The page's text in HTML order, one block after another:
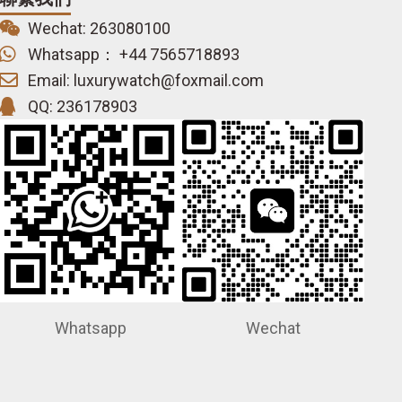
Wechat: 263080100
Whatsapp： +44 7565718893
Email: luxurywatch@foxmail.com
QQ: 236178903
Whatsapp Wechat